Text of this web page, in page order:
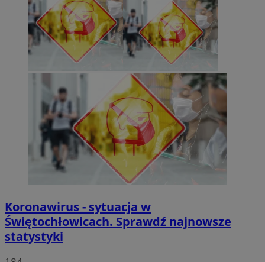
Koronawirus - sytuacja w
Świętochłowicach. Sprawdź najnowsze
statystyki